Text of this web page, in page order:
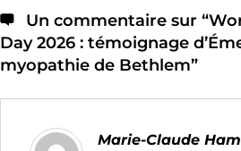
Un commentaire sur “
Day 2026 : témoignage
myopathie de Bethlem”
Marie-Claude